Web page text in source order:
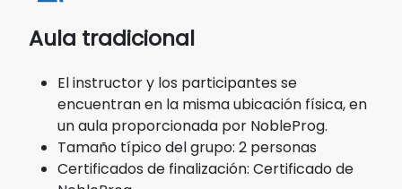
Aula tradicional
El instructor y los participantes se
encuentran en la misma ubicación física, en
un aula proporcionada por NobleProg.
Tamaño típico del grupo: 2 personas
Certificados de finalización: Certificado de